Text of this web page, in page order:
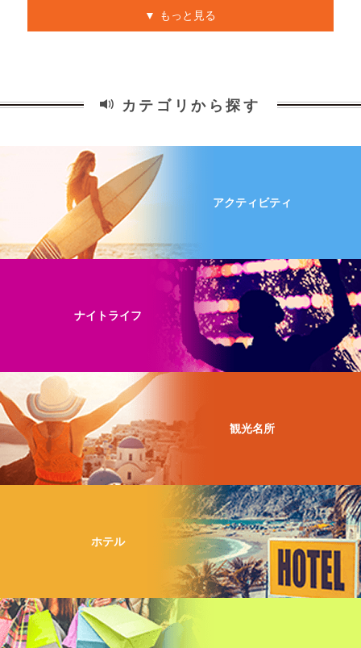
もっと見る
カテゴリから探す
アクティビティ
ナイトライフ
観光名所
ホテル